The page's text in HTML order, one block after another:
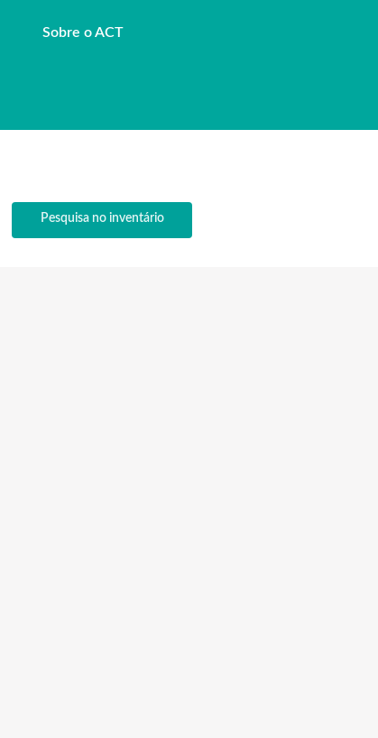
Sobre o ACT
Pesquisa no inventário